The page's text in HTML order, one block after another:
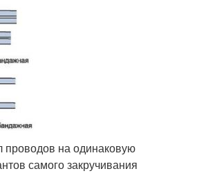
проводов на одинаковую
самого закручивания